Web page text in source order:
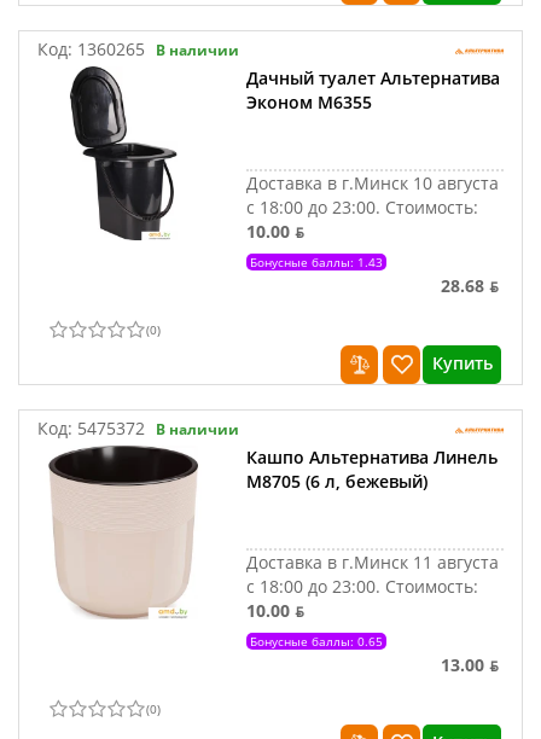
Код: 1360265 В наличии
Дачный туалет Альтернатива
Эконом М6355
Доставка в г.Минск 10 августа
с 18:00 до 23:00. Стоимость:
10.00 ƃ
Бонусные баллы: 1.43
28.68 ƃ
(0)
Купить
Код: 5475372 В наличии
Кашпо Альтернатива Линель
М8705 (6 л, бежевый)
Доставка в г.Минск 11 августа
с 18:00 до 23:00. Стоимость:
10.00 ƃ
Бонусные баллы: 0.65
13.00 ƃ
(0)